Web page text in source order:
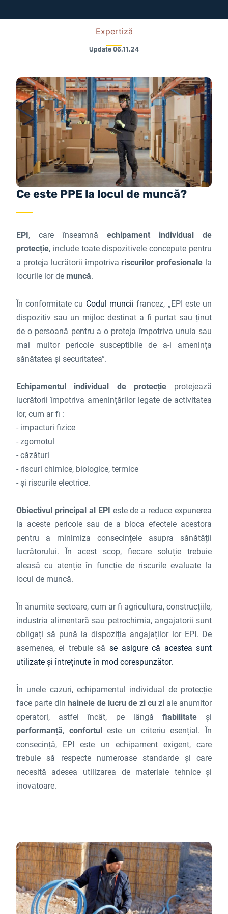
Expertiză
Update 06.11.24
Ce este PPE la locul de muncă?
EPI , care înseamnăechipament individual de
protecție, include toate dispozitivele concepute pentru
a proteja lucrătorii împotriva riscurilor profesionale la
locurile lor de muncă.
În conformitate cu Codul muncii francez, „EPI este un
dispozitiv sau un mijloc destinat a fi purtat sau ținut
de o persoană pentru a o proteja împotriva unuia sau
mai multor pericole susceptibile de a-i amenința
sănătatea și securitatea”.
Echipamentul individual de protecțieprotejează
lucrătorii împotriva amenințărilor legate de activitatea
lor, cum ar fi :
- impacturi fizice
- zgomotul
- căzături
- riscuri chimice, biologice, termice
- și riscurile electrice.
Obiectivul principal al EPI este de a reduce expunerea
la aceste pericole sau de a bloca efectele acestora
pentru a minimiza consecințele asupra sănătății
lucrătorului. În acest scop, fiecare soluție trebuie
aleasă cu atenție în funcție de riscurile evaluate la
locul de muncă.
În anumite sectoare, cum ar fi agricultura, construcțiile,
industria alimentară sau petrochimia, angajatorii sunt
obligați să pună la dispoziția angajaților lor EPI. De
asemenea, ei trebuie să se asigure că acestea sunt
utilizate și întreținute în mod corespunzător.
În unele cazuri, echipamentul individual de protecție
face parte din hainele de lucru de zi cu zi ale anumitor
operatori, astfel încât, pe lângă fiabilitateși
performanță, confortul
este un criteriu esențial. În
consecință, EPI este un echipament exigent, care
trebuie să respecte numeroase standarde și care
necesită adesea utilizarea de materiale tehnice și
inovatoare.